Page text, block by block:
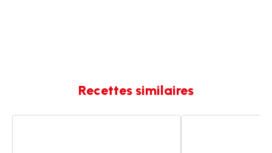
Recettes similaires